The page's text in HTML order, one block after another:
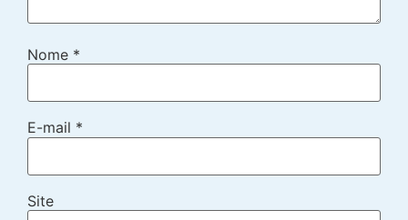
Nome *
E-mail *
Site